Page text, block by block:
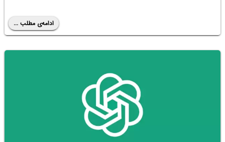
ادامه‌ی مطلب ...